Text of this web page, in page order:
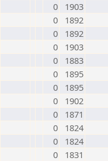
0
1903
0
1892
0
1892
0
1903
0
1883
0
1895
0
1895
0
1902
0
1871
0
1824
0
1824
0
1831